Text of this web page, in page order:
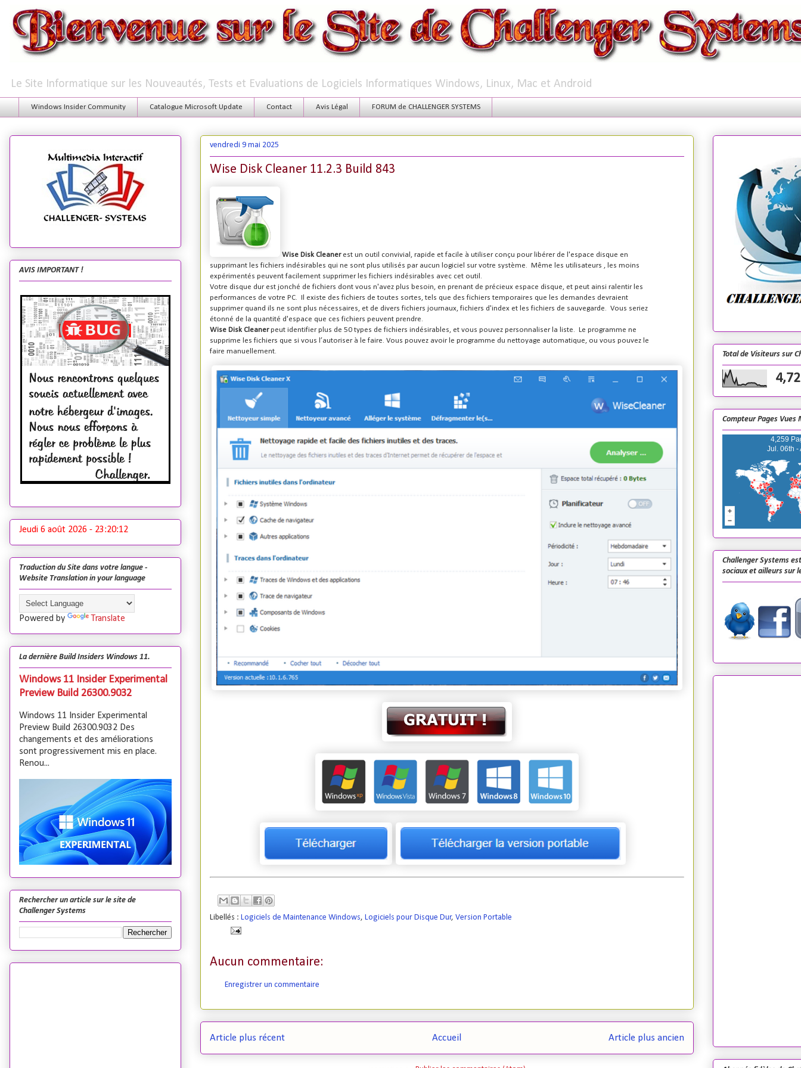
Le Site Informatique sur les Nouveautés, Tests et Evaluations de Logiciels Informatiques Windows, Linux, Mac et Android
Windows Insider Community Catalogue Microsoft Update Contact Avis Légal FORUM de CHALLENGER SYSTEMS
vendredi 9 mai 2025
Wise Disk Cleaner 11.2.3 Build 843
Wise Disk Cleaner est un outil convivial, rapide et facile à utiliser conçu pour libérer de l'espace disque en
supprimant les fichiers indésirables qui ne sont plus utilisés par aucun logiciel sur votre système. Même les utilisateurs , les moins
expérimentés peuvent facilement supprimer les fichiers indésirables avec cet outil.
Votre disque dur est jonché de fichiers dont vous n'avez plus besoin, en prenant de précieux espace disque, et peut ainsi ralentir les
performances de votre PC. Il existe des fichiers de toutes sortes, tels que des fichiers temporaires que les demandes devraient
supprimer quand ils ne sont plus nécessaires, et de divers fichiers journaux, fichiers d'index et les fichiers de sauvegarde. Vous seriez
étonné de la quantité d'espace que ces fichiers peuvent prendre.
Wise Disk Cleaner peut identifier plus de 50 types de fichiers indésirables, et vous pouvez personnaliser la liste. Le programme ne
supprime les fichiers que si vous l’autoriser à le faire. Vous pouvez avoir le programme du nettoyage automatique, ou vous pouvez le
faire manuellement.
Libellés : Logiciels de Maintenance Windows, Logiciels pour Disque Dur, Version Portable
Aucun commentaire:
Enregistrer un commentaire
Article plus récent Article plus ancien
Accueil
AVIS IMPORTANT !
Jeudi 6 août 2026 - 23:20:13
Traduction du Site dans votre langue -
Website Translation in your language
Powered by Translate
La dernière Build Insiders Windows 11.
Windows 11 Insider Experimental
Preview Build 26300.9032
Windows 11 Insider Experimental
Preview Build 26300.9032 Des
changements et des améliorations
sont progressivement mis en place.
Renou...
Rechercher un article sur le site de
Challenger Systems
Total de Visiteurs sur
Compteur Pages Vues
4,259
Jul. 06th -
Challenger Systems
sociaux et ailleurs sur